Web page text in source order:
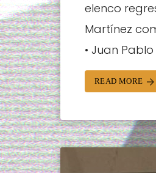
elenco
Martínez
• Juan
READ MORE arrow_forward